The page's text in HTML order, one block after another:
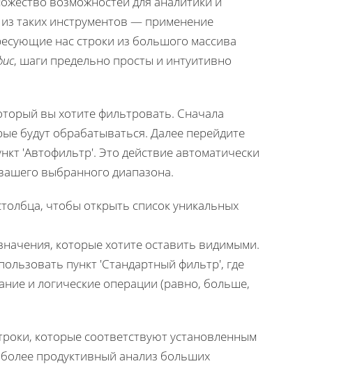
таких инструментов — применение
нас строки из большого массива
, шаги предельно просты и интуитивно
вы хотите фильтровать. Сначала
будут обрабатываться. Далее перейдите
'Автофильтр'. Это действие автоматически
выбранного диапазона.
чтобы открыть список уникальных
которые хотите оставить видимыми.
пункт 'Стандартный фильтр', где
и логические операции (равно, больше,
которые соответствуют установленным
продуктивный анализ больших